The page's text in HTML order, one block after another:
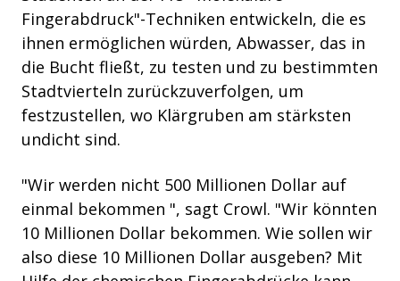
Fingerabdruck"-Techniken entwickeln, die es
ihnen ermöglichen würden, Abwasser, das in
die Bucht fließt, zu testen und zu bestimmten
Stadtvierteln zurückzuverfolgen, um
festzustellen, wo Klärgruben am stärksten
undicht sind.
"Wir werden nicht 500 Millionen Dollar auf
einmal bekommen ", sagt Crowl. "Wir könnten
10 Millionen Dollar bekommen. Wie sollen wir
also diese 10 Millionen Dollar ausgeben? Mit